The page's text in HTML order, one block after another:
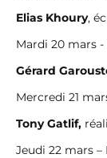
Elias Khoury,
Mardi 20 mars
Gérard
Mercredi 21
Tony Gatlif,
Jeudi 22 mars –